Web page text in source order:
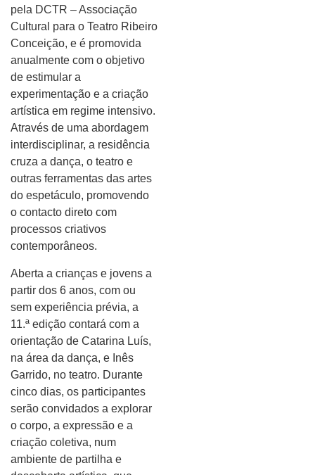
pela DCTR – Associação
Cultural para o Teatro Ribeiro
Conceição, e é promovida
anualmente com o objetivo
de estimular a
experimentação e a criação
artística em regime intensivo.
Através de uma abordagem
interdisciplinar, a residência
cruza a dança, o teatro e
outras ferramentas das artes
do espetáculo, promovendo
o contacto direto com
processos criativos
contemporâneos.
Aberta a crianças e jovens a
partir dos 6 anos, com ou
sem experiência prévia, a
11.ª edição contará com a
orientação de Catarina Luís,
na área da dança, e Inês
Garrido, no teatro. Durante
cinco dias, os participantes
serão convidados a explorar
o corpo, a expressão e a
criação coletiva, num
ambiente de partilha e